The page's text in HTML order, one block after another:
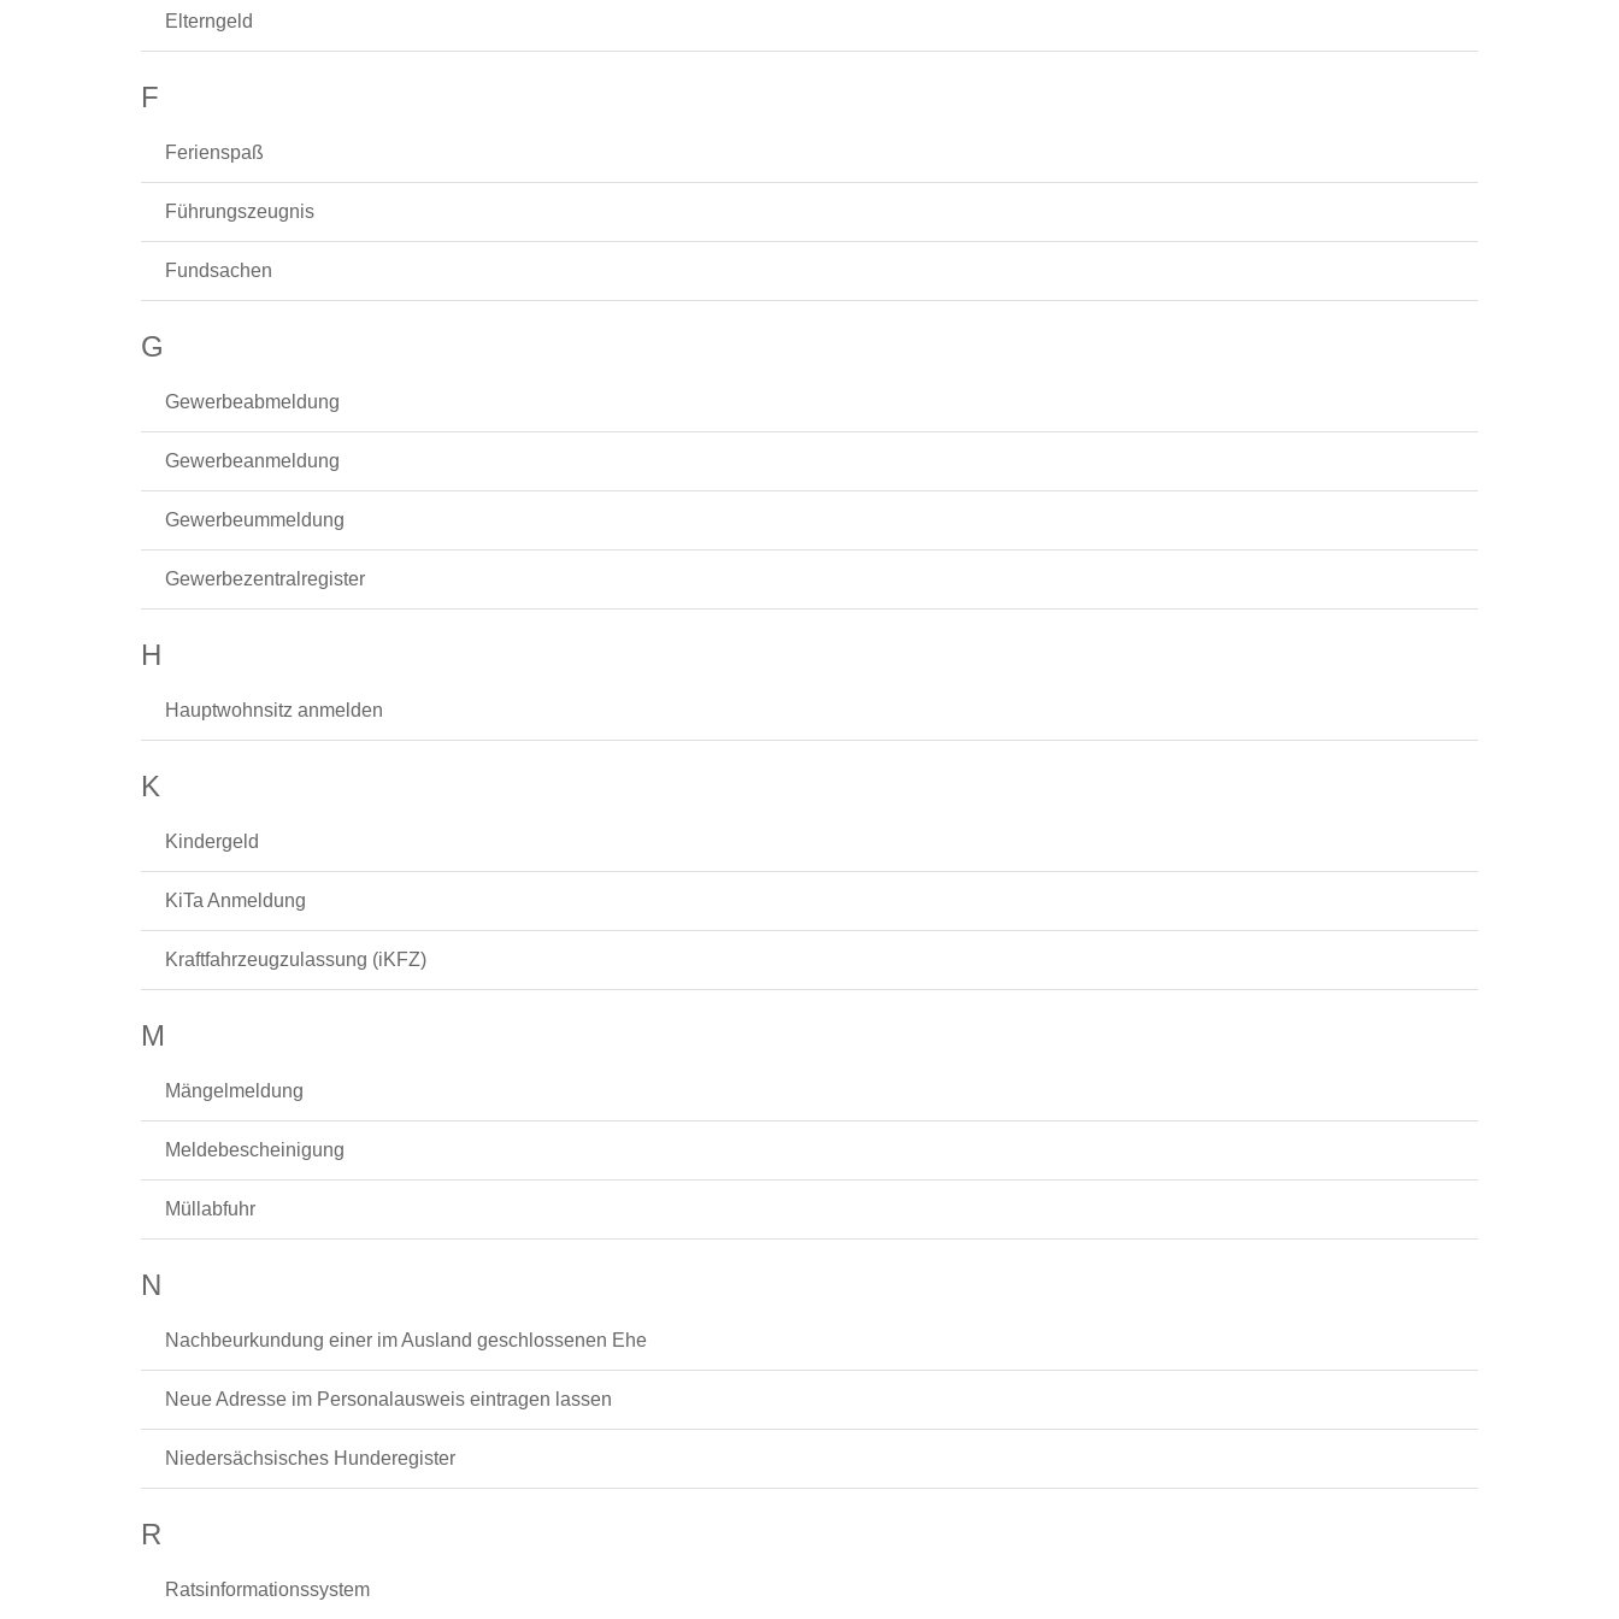
Elterngeld
F
Ferienspaß
Führungszeugnis
Fundsachen
G
Gewerbeabmeldung
Gewerbeanmeldung
Gewerbeummeldung
Gewerbezentralregister
H
Hauptwohnsitz anmelden
K
Kindergeld
KiTa Anmeldung
Kraftfahrzeugzulassung (iKFZ)
M
Mängelmeldung
Meldebescheinigung
Müllabfuhr
N
Nachbeurkundung einer im Ausland geschlossenen Ehe
Neue Adresse im Personalausweis eintragen lassen
Niedersächsisches Hunderegister
R
Ratsinformationssystem